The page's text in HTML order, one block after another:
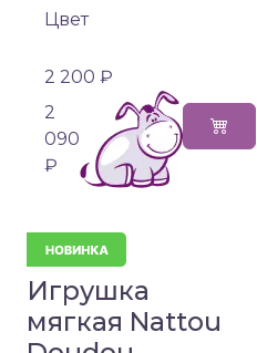
Цвет
2 200 ₽
2
090
₽
Игрушка
мягкая Nattou